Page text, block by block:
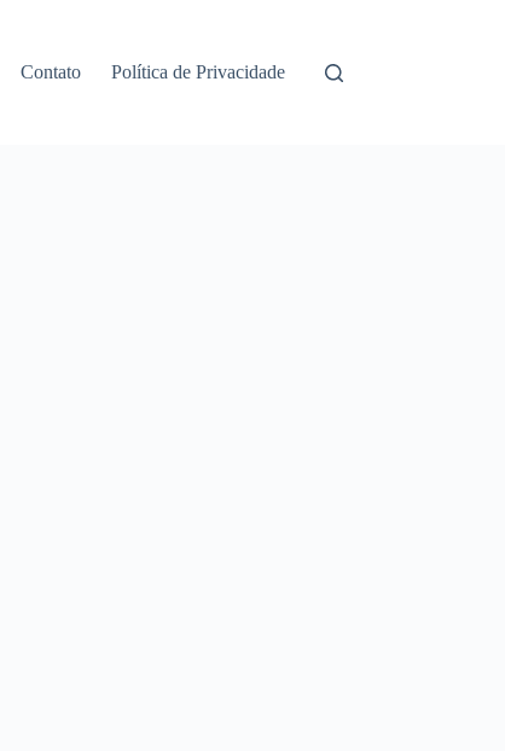
Contato Política de Privacidade